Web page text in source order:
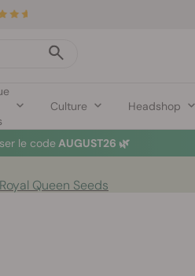
Culture Headshop
le code AUGUST26 🌿
Queen Seeds